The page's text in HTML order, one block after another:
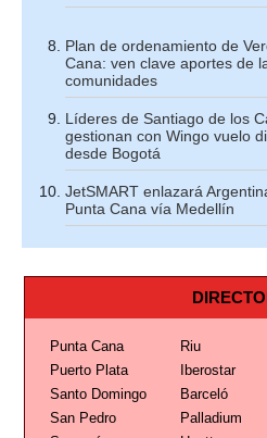
Plan de ordenamiento de
Cana: ven clave aportes de
comunidades
Líderes de Santiago de los
gestionan con Wingo vuelo
desde Bogotá
JetSMART enlazará
Punta Cana vía Medellín
Punta Cana Riu
Puerto Plata
Iberostar
Santo Domingo
Barceló
San Pedro
Palladium